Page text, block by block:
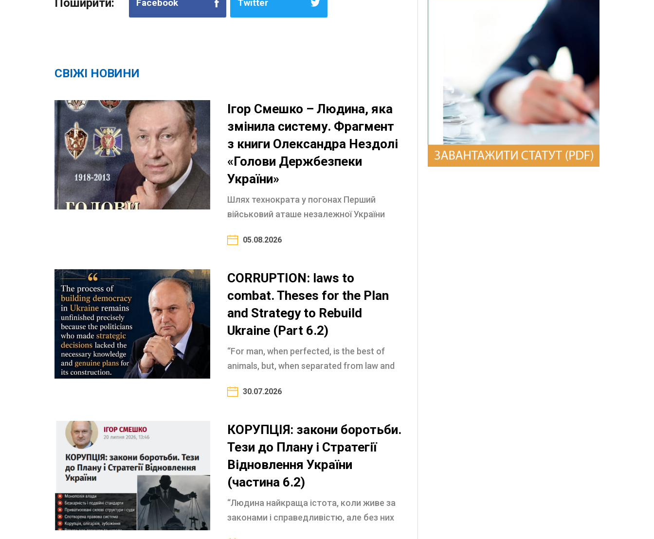
Facebook Twitter
СВІЖІ НОВИНИ
Ігор Смешко – Людина, яка
змінила систему. Фрагмент
з книги Олександра Нездолі
«Голови Держбезпеки
України»
Шлях технократа у погонах Перший
військовий аташе незалежної України
Реформи в ГУР: відродження української
корумпованій ...
05.08.2026
CORRUPTION: laws to
combat. Theses for the Plan
and Strategy to Rebuild
Ukraine (Part 6.2)
“For man, when perfected, is the best of
animals, but, when separated from law and
century BC) The nature of corruption and
30.07.2026
КОРУПЦІЯ: закони боротьби.
Тези до Плану і Стратегії
Відновлення України
(частина 6.2)
“Людина найкраща істота, коли живе за
законами і справедливістю, але без них